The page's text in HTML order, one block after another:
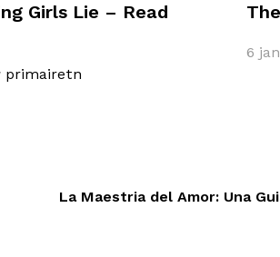
Girls Lie – Read
primairetn
6
La Maestria del Amor: Una